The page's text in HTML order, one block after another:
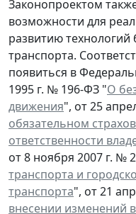
Законопроектом
возможности для
развитию технологий
транспорта.
появиться в
1995 г. № 196-ФЗ "О
движения", от 25
обязательном
ответственности
от 8 ноября 2007 г. №
транспорта и
транспорта", от 21
внесении изменений